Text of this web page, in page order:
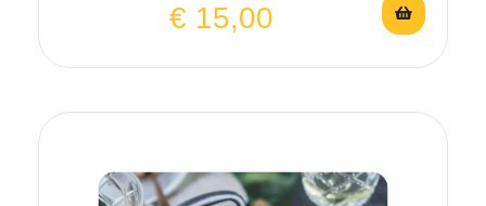
€ 15,00